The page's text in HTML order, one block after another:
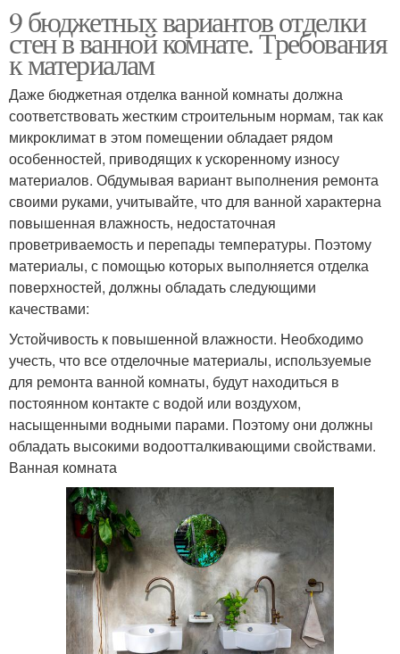
9 бюджетных вариантов отделки
стен в ванной комнате. Требования
к материалам
Даже бюджетная отделка ванной комнаты должна
соответствовать жестким строительным нормам, так как
микроклимат в этом помещении обладает рядом
особенностей, приводящих к ускоренному износу
материалов. Обдумывая вариант выполнения ремонта
своими руками, учитывайте, что для ванной характерна
повышенная влажность, недостаточная
проветриваемость и перепады температуры. Поэтому
материалы, с помощью которых выполняется отделка
поверхностей, должны обладать следующими
качествами:
Устойчивость к повышенной влажности. Необходимо
учесть, что все отделочные материалы, используемые
для ремонта ванной комнаты, будут находиться в
постоянном контакте с водой или воздухом,
насыщенными водными парами. Поэтому они должны
обладать высокими водоотталкивающими свойствами.
Ванная комната